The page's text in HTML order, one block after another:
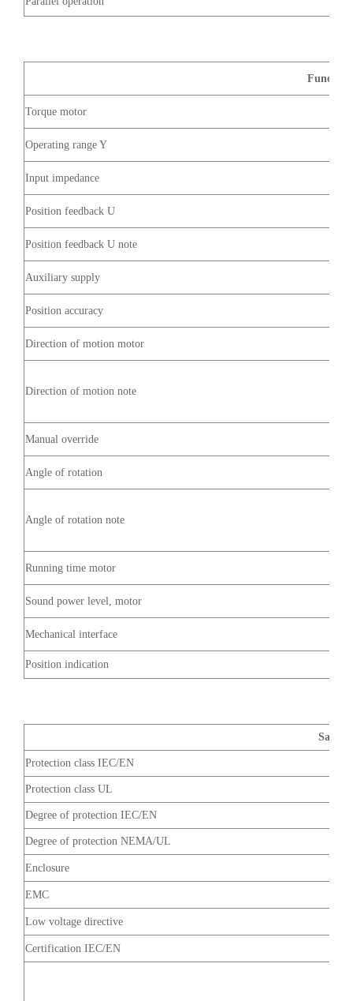
Torque motor
Operating range Y
Input impedance
Position feedback U
Position feedback U note
Auxiliary supply
Position accuracy
Direction of motion motor
Direction of motion note
Manual override
Angle of rotation
Angle of rotation note
Running time motor
Sound power level, motor
Mechanical interface
Position indication
Safety
Protection class IEC/EN
Protection class UL
Degree of protection IEC/EN
Degree of protection NEMA/UL
Enclosure
EMC
Low voltage directive
Certification IEC/EN